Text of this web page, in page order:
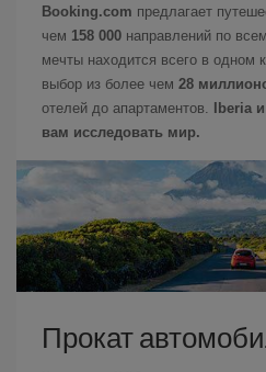
Booking.com предлагает
чем 158 000 направлений по
мечты находится всего в одном
выбор из более чем 28
отелей до апартаментов.
Iberia
вам исследовать мир.
Прокат